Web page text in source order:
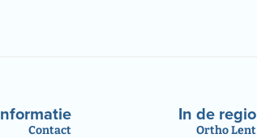
Contact
In de regio
Ortho Lent